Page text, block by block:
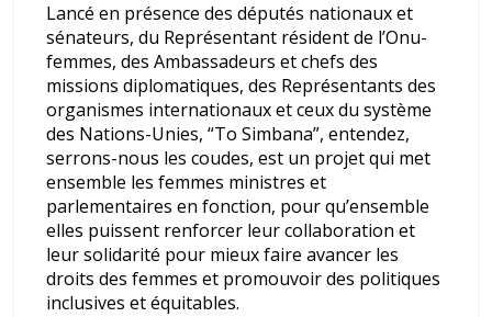
Lancé en présence des députés nationaux et
sénateurs, du Représentant résident de l’Onu-
femmes, des Ambassadeurs et chefs des
missions diplomatiques, des Représentants des
organismes internationaux et ceux du système
des Nations-Unies, “To Simbana”, entendez,
serrons-nous les coudes, est un projet qui met
ensemble les femmes ministres et
parlementaires en fonction, pour qu’ensemble
elles puissent renforcer leur collaboration et
leur solidarité pour mieux faire avancer les
droits des femmes et promouvoir des politiques
inclusives et équitables.